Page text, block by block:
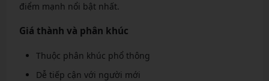
điểm mạnh nổi bật nhất.
Giá thành và phân khúc
Thuộc phân khúc phổ thông
Dễ tiếp cận với người mới